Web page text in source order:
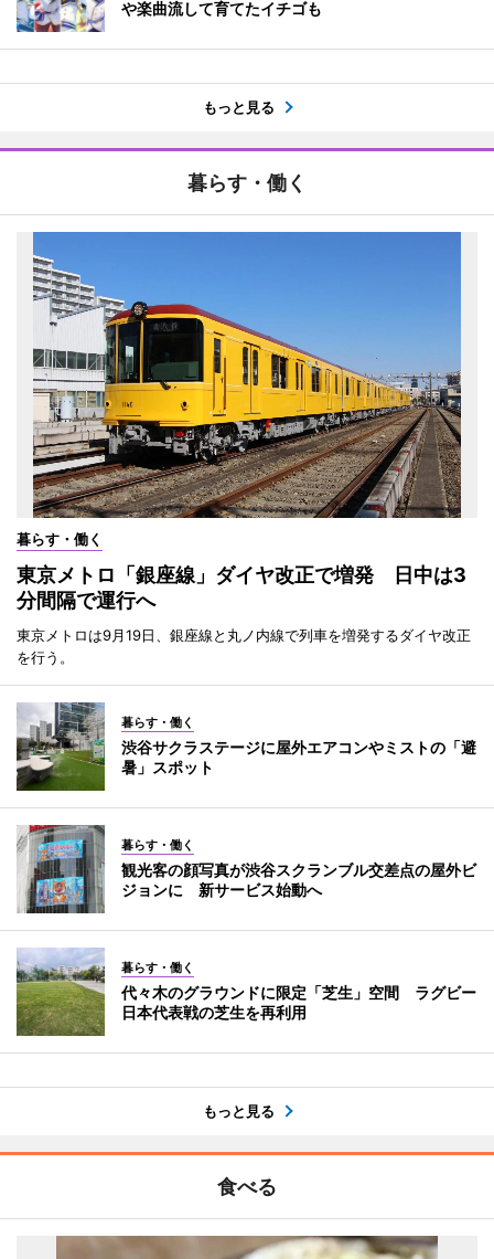
や楽曲流して育てたイチゴも
もっと見る
暮らす・働く
暮らす・働く
東京メトロ「銀座線」ダイヤ改正で増発 日中は3
分間隔で運行へ
東京メトロは9月19日、銀座線と丸ノ内線で列車を増発するダイヤ改正
を行う。
暮らす・働く
渋谷サクラステージに屋外エアコンやミストの「避
暑」スポット
暮らす・働く
観光客の顔写真が渋谷スクランブル交差点の屋外ビ
ジョンに 新サービス始動へ
暮らす・働く
代々木のグラウンドに限定「芝生」空間 ラグビー
日本代表戦の芝生を再利用
もっと見る
食べる